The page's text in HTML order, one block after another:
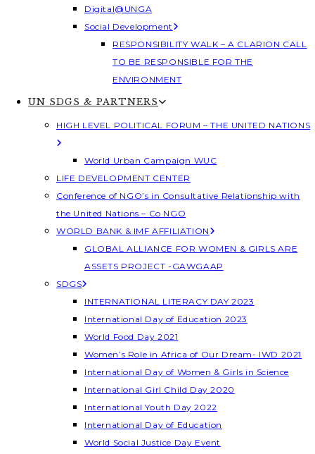
Digital@UNGA
Social Development
RESPONSIBILITY WALK – A CLARION CALL
TO BE RESPONSIBLE FOR THE
ENVIRONMENT
UN SDGS & PARTNERS
HIGH LEVEL POLITICAL FORUM – THE UNITED NATIONS
World Urban Campaign WUC
LIFE DEVELOPMENT CENTER
Conference of NGO’s in Consultative Relationship with
the United Nations – Co NGO
WORLD BANK & IMF AFFILIATION
GLOBAL ALLIANCE FOR WOMEN & GIRLS ARE
ASSETS PROJECT -GAWGAAP
SDGS
INTERNATIONAL LITERACY DAY 2023
International Day of Education 2023
World Food Day 2021
Women’s Role in Africa of Our Dream- IWD 2021
International Day of Women & Girls in Science
International Girl Child Day 2020
International Youth Day 2022
International Day of Education
World Social Justice Day Event